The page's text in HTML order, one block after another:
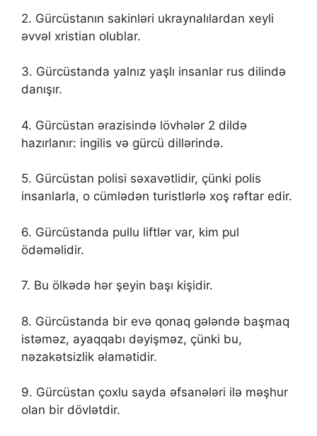
2. Gürcüstanın sakinləri ukraynalılardan xeyli
əvvəl xristian olublar.
3. Gürcüstanda yalnız yaşlı insanlar rus dilində
danışır.
4. Gürcüstan ərazisində lövhələr 2 dildə
hazırlanır: ingilis və gürcü dillərində.
5. Gürcüstan polisi səxavətlidir, çünki polis
insanlarla, o cümlədən turistlərlə xoş rəftar edir.
6. Gürcüstanda pullu liftlər var, kim pul
ödəməlidir.
7. Bu ölkədə hər şeyin başı kişidir.
8. Gürcüstanda bir evə qonaq gələndə başmaq
istəməz, ayaqqabı dəyişməz, çünki bu,
nəzakətsizlik əlamətidir.
9. Gürcüstan çoxlu sayda əfsanələri ilə məşhur
olan bir dövlətdir.